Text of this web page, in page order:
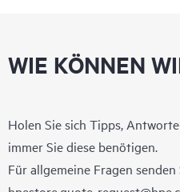
WIE KÖNNEN
Holen Sie sich Tipps,
immer Sie diese benötigen.
Für allgemeine Fragen